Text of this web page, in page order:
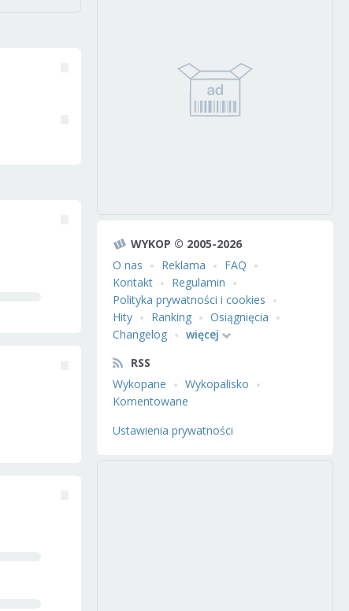
WYKOP © 2005-2026
O nas
Reklama
FAQ
Kontakt
Regulamin
Polityka prywatności i cookies
Hity
Ranking
Osiągnięcia
Changelog
więcej
RSS
Wykopane
Wykopalisko
Komentowane
Ustawienia prywatności